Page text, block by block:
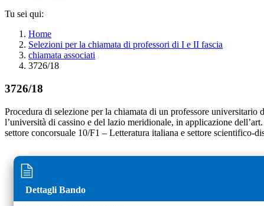
Tu sei qui:
Home
Selezioni per la chiamata di professori di I e II fascia
chiamata associati
3726/18
3726/18
Procedura di selezione per la chiamata di un professore
l’università di cassino e del lazio meridionale, in applicazione
settore concorsuale 10/F1 – Letteratura italiana e settore
Dettagli Bando